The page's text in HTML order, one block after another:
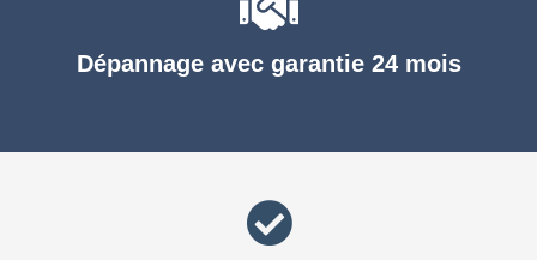
Dépannage avec garantie 24 mois